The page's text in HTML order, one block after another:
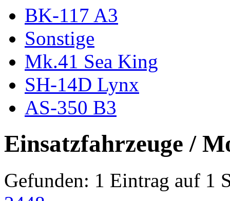
BK-117 A3
Sonstige
Mk.41 Sea King
SH-14D Lynx
AS-350 B3
Einsatzfahrzeuge /
Gefunden: 1 Eintrag auf 1